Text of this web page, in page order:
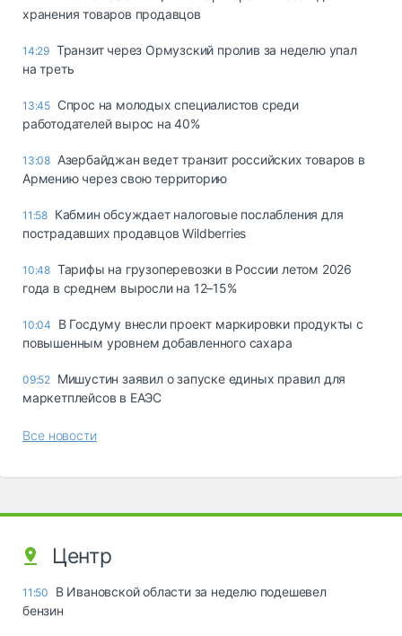
хранения товаров продавцов
14:29 Транзит через Ормузский пролив за неделю упал
на треть
13:45 Спрос на молодых специалистов среди
работодателей вырос на 40%
13:08 Азербайджан ведет транзит российских товаров в
Армению через свою территорию
11:58 Кабмин обсуждает налоговые послабления для
пострадавших продавцов Wildberries
10:48 Тарифы на грузоперевозки в России летом 2026
года в среднем выросли на 12–15%
10:04
В Госдуму внесли проект маркировки продукты с
повышенным уровнем добавленного сахара
09:52 Мишустин заявил о запуске единых правил для
маркетплейсов в ЕАЭС
Все новости
Центр
11:50
В Ивановской области за неделю подешевел
бензин